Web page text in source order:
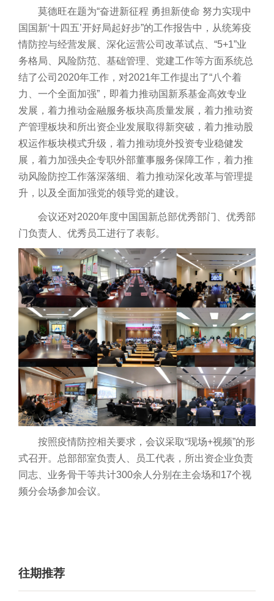
莫德旺在题为“奋进新征程 勇担新使命 努力实现中
国国新‘十四五’开好局起好步”的工作报告中，从统筹疫
情防控与经营发展、深化运营公司改革试点、“5+1”业
务格局、风险防范、基础管理、党建工作等方面系统总
结了公司2020年工作，对2021年工作提出了“八个着
力、一个全面加强”，即着力推动国新系基金高效专业
发展，着力推动金融服务板块高质量发展，着力推动资
产管理板块和所出资企业发展取得新突破，着力推动股
权运作板块模式升级，着力推动境外投资专业稳健发
展，着力加强央企专职外部董事服务保障工作，着力推
动风险防控工作落深落细、着力推动深化改革与管理提
升，以及全面加强党的领导党的建设。
会议还对2020年度中国国新总部优秀部门、优秀部
门负责人、优秀员工进行了表彰。
按照疫情防控相关要求，会议采取“现场+视频”的形
式召开。总部部室负责人、员工代表，所出资企业负责
同志、业务骨干等共计300余人分别在主会场和17个视
频分会场参加会议。
往期推荐